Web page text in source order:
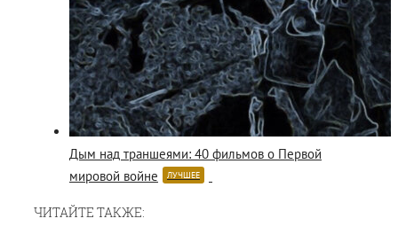
Дым над траншеями: 40 фильмов о Первой
мировой войне
ЛУЧШЕЕ
ЧИТАЙТЕ ТАКЖЕ: